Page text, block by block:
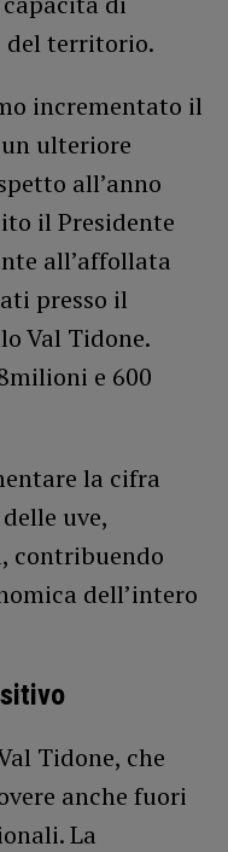
del territorio.
incrementato il
ulteriore
all’anno
il Presidente
all’affollata
presso il
Val Tidone.
e 600
la cifra
uve,
contribuendo
dell’intero
Tidone, che
anche fuori
La